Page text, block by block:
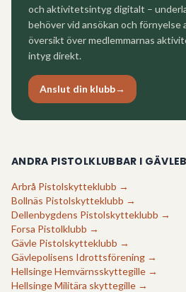
och aktivitetsintyg digitalt –
behöver vid ansökan och förnyelse
översikt över medlemmarnas
intyg direkt.
Anslut din klubb→
ANDRA PISTOLKLUBBAR I
Arbrå Pistolskytteklubb →
Bollnäs Pistolskytteklubb →
Dellenbygdens Pistolskytteklubb →
Forsa Pistolklubb →
Gävle Pistolskytteklubb →
Gävlepolisens Idrottsförening →
Hellsinge Hemvärnsskyttegille →
Hellsinge Militära skyttegille →